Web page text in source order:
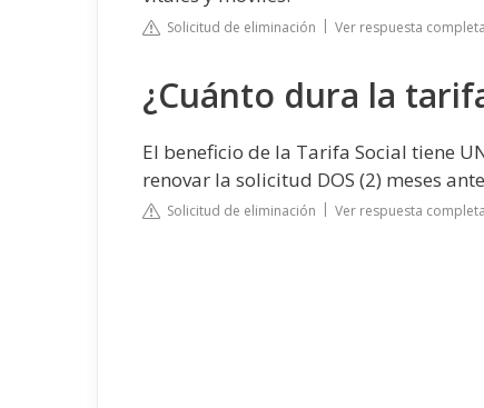
Solicitud de eliminación Ver respuesta
¿Cuánto dura la
El beneficio de la Tarifa Social tiene
renovar la solicitud DOS (2) meses
Solicitud de eliminación Ver respuesta